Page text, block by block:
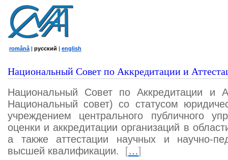
română | русский | english
Национальный Совет по Аккредитации и
Национальный Совет по Аккредитации и
Национальный совет) со статусом
учреждением центрального публичного
оценки и аккредитации организаций в
а также аттестации научных и научно-
высшей квалификации.
[…]